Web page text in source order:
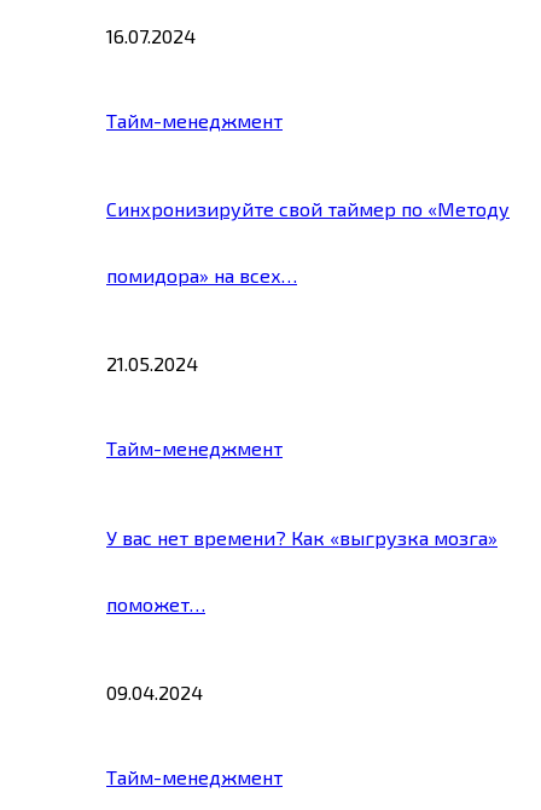
16.07.2024
Тайм-менеджмент
Синхронизируйте свой таймер по «Методу
помидора» на всех…
21.05.2024
Тайм-менеджмент
У вас нет времени? Как «выгрузка мозга»
поможет…
09.04.2024
Тайм-менеджмент